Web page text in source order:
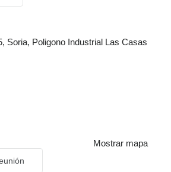
Soria, Poligono Industrial Las Casas
Mostrar mapa